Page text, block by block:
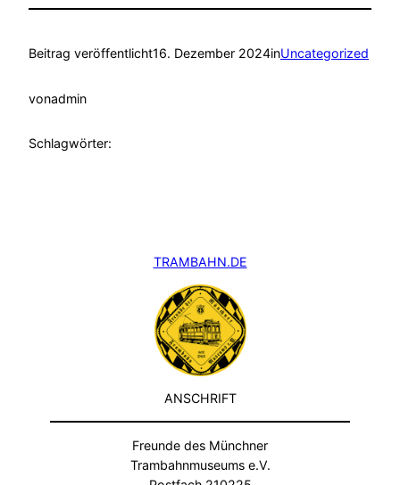
Beitrag veröffentlicht16. Dezember 2024inUncategorized
vonadmin
Schlagwörter:
TRAMBAHN.DE
ANSCHRIFT
Freunde des Münchner
Trambahnmuseums e.V.